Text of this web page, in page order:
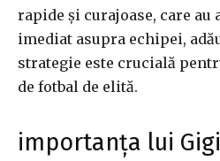
rapide și curajoase, care au
imediat asupra echipei,
strategie este crucială
de fotbal de elită.
importanța lui